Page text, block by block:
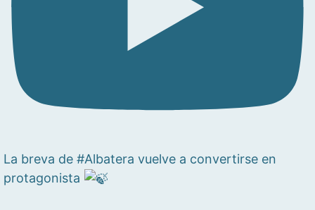
La breva de #Albatera vuelve a convertirse en
protagonista